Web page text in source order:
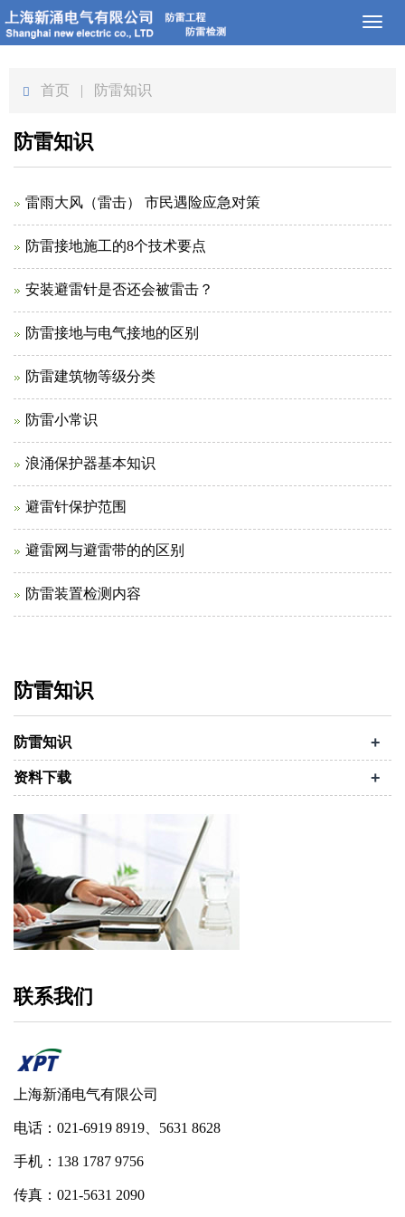
首页 | 防雷知识
防雷知识
雷雨大风（雷击） 市民遇险应急对策
防雷接地施工的8个技术要点
安装避雷针是否还会被雷击？
防雷接地与电气接地的区别
防雷建筑物等级分类
防雷小常识
浪涌保护器基本知识
避雷针保护范围
避雷网与避雷带的的区别
防雷装置检测内容
防雷知识
防雷知识 +
资料下载 +
联系我们
上海新涌电气有限公司
电话：021-6919 8919、5631 8628
手机：138 1787 9756
传真：021-5631 2090